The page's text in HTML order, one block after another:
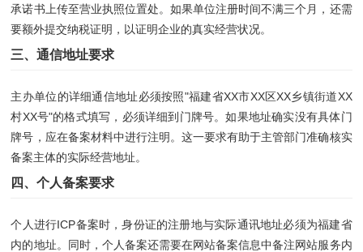
承诺书上传至营业执照位置处。如果单位注册时间不满三个月，还需
要额外提交纳税证明，以证明企业的真实经营状况。
三、通信地址要求
主办单位的详细通信地址必须按照"福建省XX市XX区XX乡镇街道XX
村XX号"的格式填写，必须详细到门牌号。如果地址确实没有具体门
牌号，应在备案材料中进行注明。这一要求有助于主管部门准确核实
备案主体的实际经营地址。
四、个人备案要求
个人进行ICP备案时，身份证的注册地与实际通讯地址必须为福建省
内的地址。同时，个人备案还需要在网站备案信息中备注网站服务内